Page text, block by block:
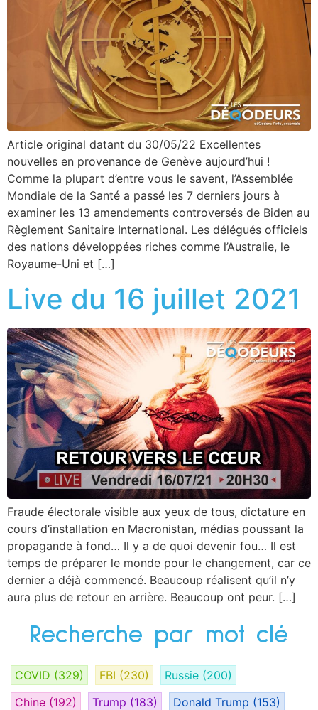
Article original datant du 30/05/22 Excellentes
nouvelles en provenance de Genève aujourd’hui !
Comme la plupart d’entre vous le savent, l’Assemblée
Mondiale de la Santé a passé les 7 derniers jours à
examiner les 13 amendements controversés de Biden au
Règlement Sanitaire International. Les délégués officiels
des nations développées riches comme l’Australie, le
Royaume-Uni et […]
Live du 16 juillet 2021
Fraude électorale visible aux yeux de tous, dictature en
cours d’installation en Macronistan, médias poussant la
propagande à fond… Il y a de quoi devenir fou… Il est
temps de préparer le monde pour le changement, car ce
dernier a déjà commencé. Beaucoup réalisent qu’il n’y
aura plus de retour en arrière. Beaucoup ont peur. […]
Recherche par mot clé
COVID (329) FBI (230) Russie (200)
Chine (192) Trump (183) Donald Trump (153)